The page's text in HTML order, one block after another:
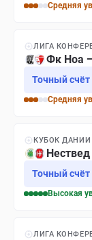
Средняя
ЛИГА
Фк Ноа
Точный счёт
Средняя
КУБОК ДАНИИ
Точный счёт
Высокая
ЛИГА